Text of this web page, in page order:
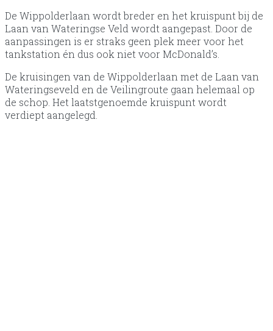
De Wippolderlaan wordt breder en het kruispunt bij de
Laan van Wateringse Veld wordt aangepast. Door de
aanpassingen is er straks geen plek meer voor het
tankstation én dus ook niet voor McDonald’s.
De kruisingen van de Wippolderlaan met de Laan van
Wateringseveld en de Veilingroute gaan helemaal op
de schop. Het laatstgenoemde kruispunt wordt
verdiept aangelegd.